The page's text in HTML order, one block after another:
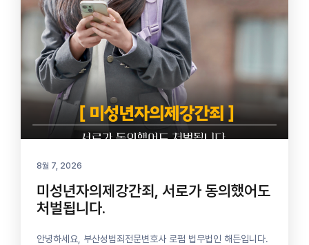
8월 7, 2026
미성년자의제강간죄, 서로가 동의했어도
처벌됩니다.
안녕하세요, 부산성범죄전문변호사 로펌 법무법인 해든입니다.